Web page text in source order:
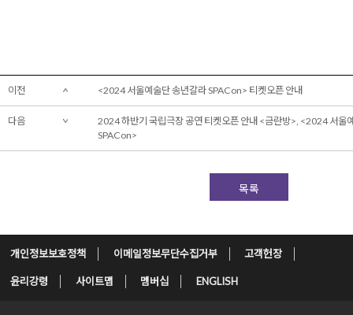
이전 <2024 서울예술단 송년갈라 SPACon> 티켓오픈 안내
다음
2024 하반기 국립극장 공연 티켓오픈 안내 <금란방>, <2024 서울
SPACon>
목록
개인정보보호정책 이메일정보무단수집거부 고객헌장
윤리강령 사이트맵 멤버십 ENGLISH